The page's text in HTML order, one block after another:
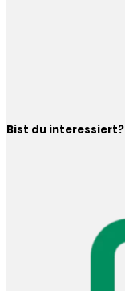
Bist du interessiert?